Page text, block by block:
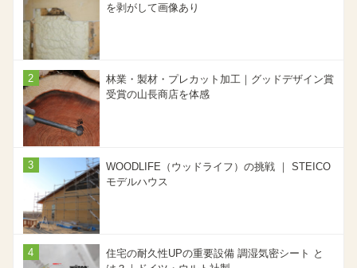
を剥がして画像あり
林業・製材・プレカット加工｜グッドデザイン賞
受賞の山長商店を体感
WOODLIFE（ウッドライフ）の挑戦 ｜ STEICO
モデルハウス
住宅の耐久性UPの重要設備 調湿気密シート と